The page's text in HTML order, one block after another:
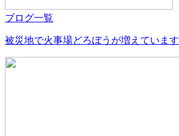
ブログ一覧
被災地で火事場どろぼうが増えています